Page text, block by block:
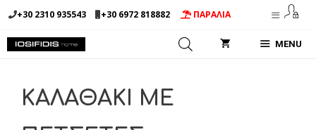
Μετάβαση
σε
περιεχόμενο
+30 2310 935543 +30 6972 818882 ΠΑΡΑΛΙΑ
MENU
ΚΑΛΑΘΑΚΙ ΜΕ